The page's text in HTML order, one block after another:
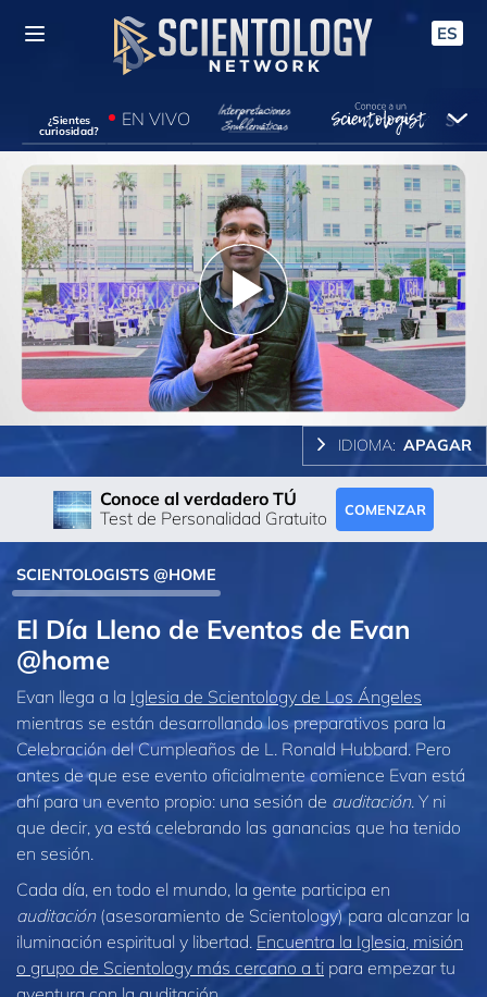
ES
¿Sientes
curiosidad?
EN VIVO
Play
Video
IDIOMA: APAGAR
Conoce al verdadero TÚ
Test de Personalidad Gratuito
COMENZAR
SCIENTOLOGISTS @HOME
El Día Lleno de Eventos de Evan
@home
Evan llega a la Iglesia de Scientology de Los Ángeles
mientras se están desarrollando los preparativos para la
Celebración del Cumpleaños de L. Ronald Hubbard. Pero
antes de que ese evento oficialmente comience Evan está
ahí para un evento propio: una sesión de auditación. Y ni
que decir, ya está celebrando las ganancias que ha tenido
en sesión.
Cada día, en todo el mundo, la gente participa en
auditación(asesoramiento de Scientology) para alcanzar la
iluminación espiritual y libertad. Encuentra la Iglesia, misión
o grupo de Scientology más cercano a ti para empezar tu